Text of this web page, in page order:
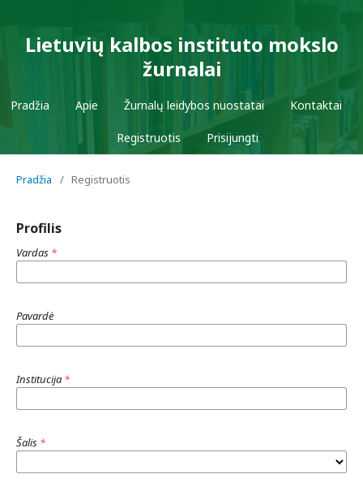
Lietuvių kalbos instituto mokslo
žurnalai
Pradžia Apie Žurnalų leidybos nuostatai Kontaktai
Registruotis Prisijungti
Pradžia / Registruotis
Profilis
Vardas *
Pavardė
Institucija *
Šalis *